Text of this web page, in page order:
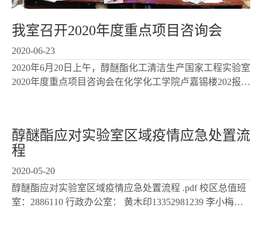
我室召开2020年度重点项目咨询会
2020-06-23
2020年6月20日上午，醇醚酯化工清洁生产国家工程实验室
2020年度重点项目咨询会在化学化工学院卢嘉锡楼202报告
醇醚酯应对实验室区域疫情应急处置流
程
2020-05-20
醇醚酯应对实验室区域疫情应急处置流程 .pdf 校区总值班
室：2886110 行政办公室： 黄木印13352981239 李小梅